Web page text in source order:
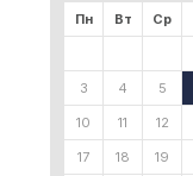
Пн Вт Ср
3 4 5
10 11 12
17 18 19